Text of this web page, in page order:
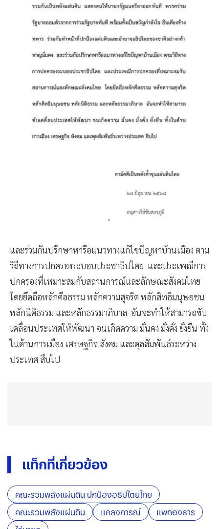
และร่วมกันปรึกษาหารือแนวทางแก้ไขปัญหาบ้านเมือง ตาม
วิถีทางการปกครองระบอบประชาธิปไตย และประเพณีการ
ปกครองที่เหมาะสมกับสถานการณ์และลักษณะสังคมไทย
โดยยึดถือหลักศีลธรรม หลักความสุจริต หลักสิทธิมนุษยชน
หลักนิติธรรม และหลักธรรมาภิบาล อันจะทำให้สามารถขับ
เคลื่อนประเทศให้พัฒนา จนเกิดความ มั่นคง มั่งคั่ง ยั่งยืน ทั้ง
ในด้านการเมือง เศรษฐกิจ สังคม และดุลสัมพันธ์ระหว่าง
ประเทศ สืบไป
แท็กที่เกี่ยวข้อง
คณะรวมพลังแผ่นดิน ปกป้องอธิปไตยไทย
คณะรวมพลังแผ่นดิน
แถลงการณ์
แพทองธาร